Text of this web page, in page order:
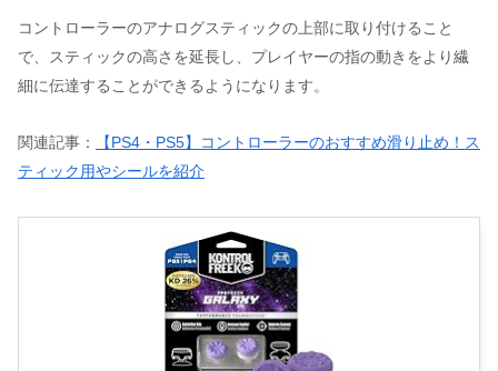
コントローラーのアナログスティックの上部に取り付けること
で、スティックの高さを延長し、プレイヤーの指の動きをより繊
細に伝達することができるようになります。
関連記事：
【PS4・PS5】コントローラーのおすすめ滑り止め！ス
ティック用やシールを紹介